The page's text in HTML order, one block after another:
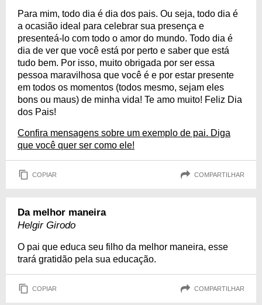
Para mim, todo dia é dia dos pais. Ou seja, todo dia é
a ocasião ideal para celebrar sua presença e
presenteá-lo com todo o amor do mundo. Todo dia é
dia de ver que você está por perto e saber que está
tudo bem. Por isso, muito obrigada por ser essa
pessoa maravilhosa que você é e por estar presente
em todos os momentos (todos mesmo, sejam eles
bons ou maus) de minha vida! Te amo muito! Feliz Dia
dos Pais!
Confira mensagens sobre um exemplo de pai. Diga
que você quer ser como ele!
COPIAR COMPARTILHAR
Da melhor maneira
Helgir Girodo
O pai que educa seu filho da melhor maneira, esse
trará gratidão pela sua educação.
COPIAR COMPARTILHAR